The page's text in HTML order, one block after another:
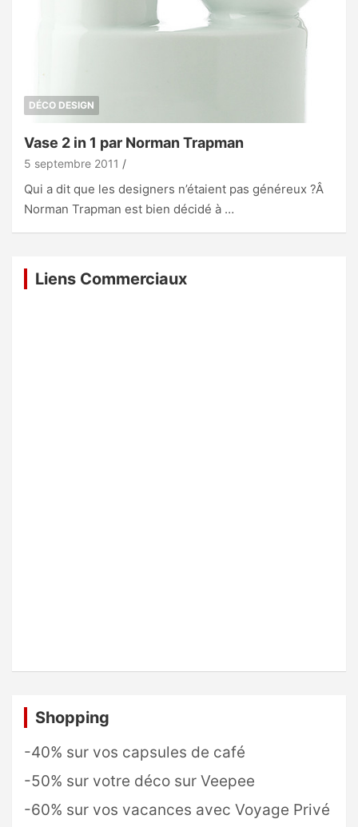
DÉCO DESIGN
Vase 2 in 1 par Norman Trapman
5 septembre 2011
Qui a dit que les designers n’étaient pas généreux ?Â
Norman Trapman est bien décidé à …
Liens Commerciaux
Shopping
-40% sur vos capsules de café
-50% sur votre déco sur Veepee
-60% sur vos vacances avec Voyage Privé